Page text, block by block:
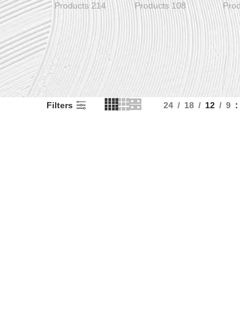
108 Products
214 Products
9
12
18
24
Filters